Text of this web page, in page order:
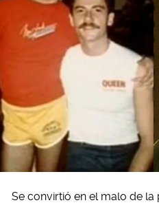
Se convirtió en el malo de